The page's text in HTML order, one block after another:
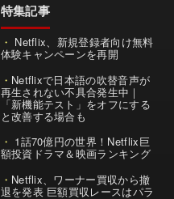
特集記事
Netflix、新規登録者向け無料
体験キャンペーンを再開
Netflixで日本語の吹替音声が
再生されない不具合発生中｜
「新機能テスト」をオフにする
と改善する場合も
1話70億円の世界！Netflix巨
額投資ドラマ＆映画ランキング
Netflix、ワーナー買収から撤
退を発表 巨額買収レースはパラ